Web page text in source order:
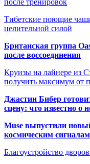
после тренировок
Тибетские поющие
целительной силой
Британская группа
после воссоединения
Круизы на лайнере из
получить максимум от
Джастин Бибер
сцену: что известно о
Muse выпустили
космическим сигналам
Благоустройство